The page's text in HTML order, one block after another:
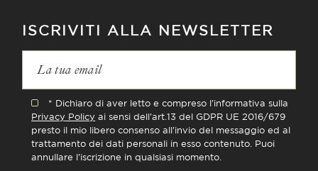
ISCRIVITI ALLA NEWSLETTER
* Dichiaro di aver letto e compreso l'informativa sulla
Privacy Policy ai sensi dell'art.13 del GDPR UE 2016/679
presto il mio libero consenso all'invio del messaggio ed al
trattamento dei dati personali in esso contenuto. Puoi
annullare l'iscrizione in qualsiasi momento.